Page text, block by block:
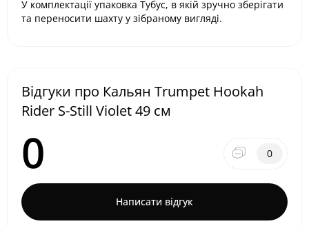
У комплектації упаковка Тубус, в якій зручно зберігати
та переносити шахту у зібраному вигляді.
Відгуки про Кальян Trumpet Hookah
Rider S-Still Violet 49 см
0 0
Написати відгук